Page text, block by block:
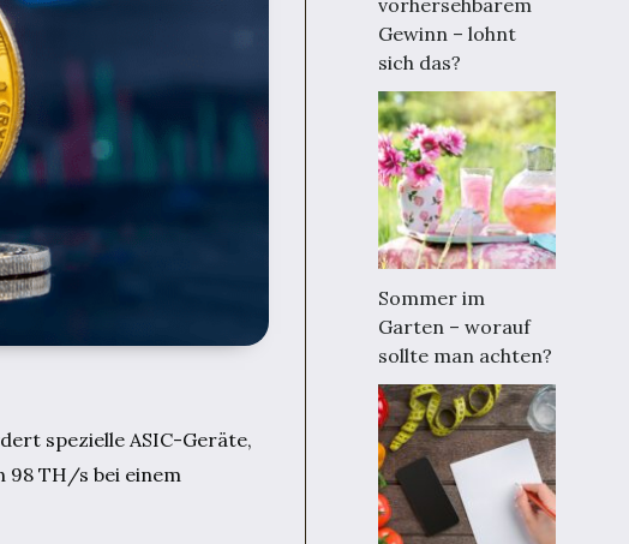
spezielle ASIC-Geräte,
98 TH/s bei einem
Gewinn – lohnt
sich das?
Sommer im
Garten – worauf
sollte man achten?